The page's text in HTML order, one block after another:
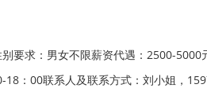
要求：男女不限薪资代遇：2500-
：00联系人及联系方式：刘小姐，